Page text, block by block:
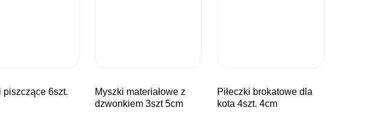
myszki materiałowe z
dzwonkiem 3szt 5cm
piłeczki brokatowe dla
kota 4szt. 4cm